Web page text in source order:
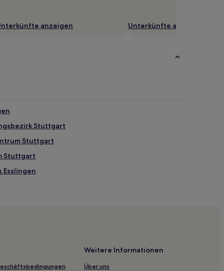
anzeigen Unterkünfte anzeigen
Stuttgart
Stuttgart
Stuttgart
Esslingen
Weitere Informationen
Über uns